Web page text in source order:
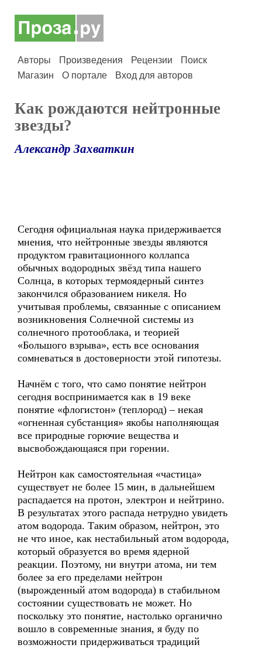
Авторы Произведения Рецензии
Поиск
Магазин
О портале Вход для авторов
Как рождаются нейтронные
звезды?
Александр Захваткин
Сегодня официальная наука придерживается
мнения, что нейтронные звезды являются
продуктом гравитационного коллапса
обычных водородных звёзд типа нашего
Солнца, в которых термоядерный синтез
закончился образованием никеля. Но
учитывая проблемы, связанные с описанием
возникновения Солнечной системы из
солнечного протооблака, и теорией
«Большого взрыва», есть все основания
сомневаться в достоверности этой гипотезы.
Начнём с того, что само понятие нейтрон
сегодня воспринимается как в 19 веке
понятие «флогистон» (теплород) – некая
«огненная субстанция» якобы наполняющая
все природные горючие вещества и
высвобождающаяся при горении.
Нейтрон как самостоятельная «частица»
существует не более 15 мин, в дальнейшем
распадается на протон, электрон и нейтрино.
В результатах этого распада нетрудно увидеть
атом водорода. Таким образом, нейтрон, это
не что иное, как нестабильный атом водорода,
который образуется во время ядерной
реакции. Поэтому, ни внутри атома, ни тем
более за его пределами нейтрон
(вырожденный атом водорода) в стабильном
состоянии существовать не может. Но
поскольку это понятие, настолько органично
вошло в современные знания, я буду по
возможности придерживаться традиций